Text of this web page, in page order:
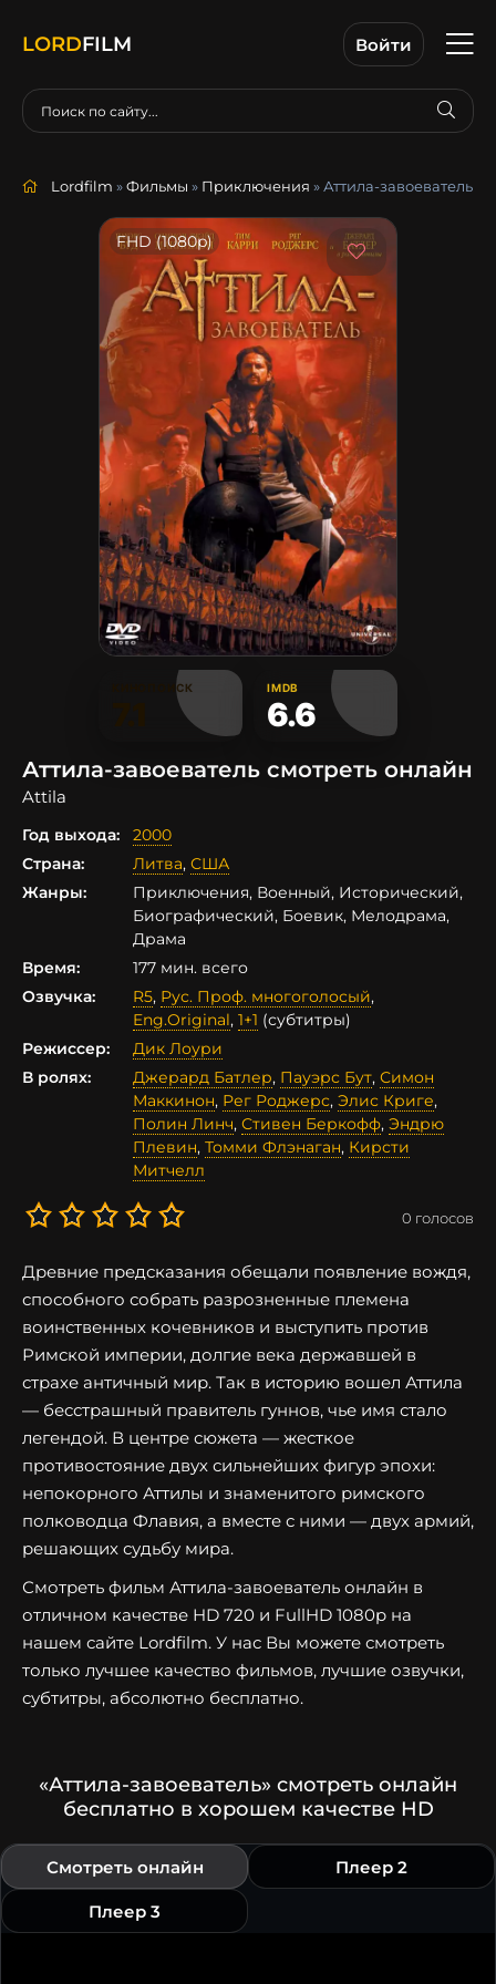
LORDFILM Войти
Lordfilm »Фильмы » Приключения » Аттила-завоеватель
FHD (1080p)
КИНОПОИСК IMDB
6.6
Аттила-завоеватель смотреть онлайн
Attila
Год выхода:
2000
Страна:
Литва, США
Жанры:
Приключения, Военный, Исторический,
Биографический, Боевик, Мелодрама,
Драма
Время:
177 мин. всего
Озвучка:
R5, Рус. Проф. многоголосый,
Eng.Original, 1+1 (субтитры)
Режиссер:
Дик Лоури
В ролях:
Джерард Батлер, Пауэрс Бут, Симон
Маккинон, Рег Роджерс, Элис Криге,
Полин Линч, Стивен Беркофф, Эндрю
Плевин, Томми Флэнаган, Кирсти
Митчелл
0 голосов
Древние предсказания обещали появление вождя,
способного собрать разрозненные племена
воинственных кочевников и выступить против
Римской империи, долгие века державшей в
страхе античный мир. Так в историю вошел Аттила
— бесстрашный правитель гуннов, чье имя стало
легендой. В центре сюжета — жесткое
противостояние двух сильнейших фигур эпохи:
непокорного Аттилы и знаменитого римского
полководца Флавия, а вместе с ними — двух армий,
решающих судьбу мира.
Смотреть фильм Аттила-завоеватель онлайн в
отличном качестве HD 720 и FullHD 1080p на
нашем сайте Lordfilm. У нас Вы можете смотреть
только лучшее качество фильмов, лучшие озвучки,
субтитры, абсолютно бесплатно.
«Аттила-завоеватель» смотреть онлайн
бесплатно в хорошем качестве HD
Смотреть онлайн Плеер 2
Плеер 3